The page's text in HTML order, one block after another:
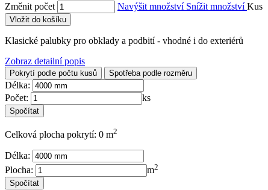
Změnit počet Navýšit množství Snížit množstvíKus
Vložit do košíku
Klasické palubky pro obklady a podbití - vhodné i do exteriérů
Zobraz detailní popis
Pokrytí podle počtu kusů Spotřeba podle rozměru
Délka:
Počet:
ks
Celková plocha pokrytí: 0 m2
Délka:
Plocha:
m2